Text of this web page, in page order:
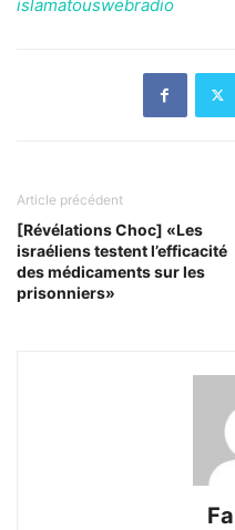
islamatouswebradio
Article précédent
[Révélations Choc] «Les
israéliens testent l’efficacité
des médicaments sur les
prisonniers»